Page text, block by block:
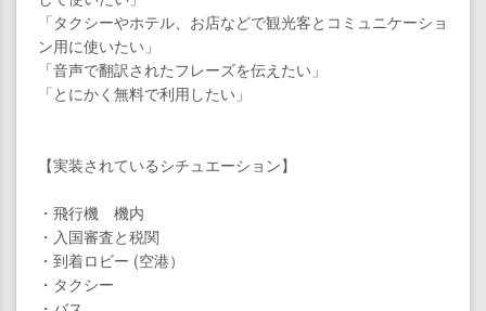
「タクシーやホテル、お店などで観光客とコミュニケーショ
ン用に使いたい」
「音声で翻訳されたフレーズを伝えたい」
「とにかく無料で利用したい」
【実装されているシチュエーション】
・飛行機 機内
・入国審査と税関
・到着ロビー (空港）
・タクシー